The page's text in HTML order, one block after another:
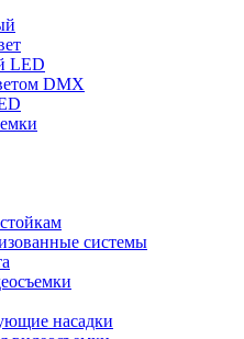
LED
DMX
системы
насадки